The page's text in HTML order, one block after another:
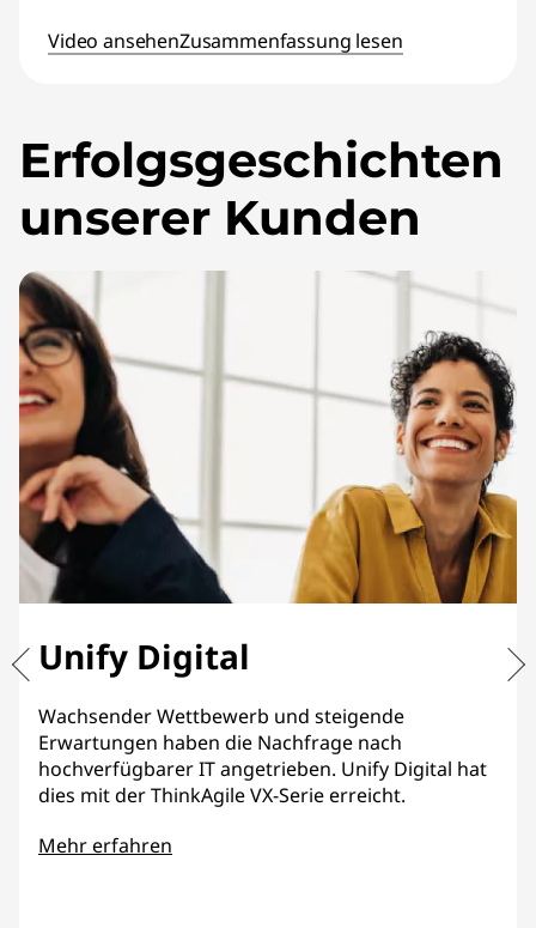
Video ansehenZusammenfassung lesen
Erfolgsgeschichten
unserer Kunden
Unify Digital
Wachsender Wettbewerb und steigende
Erwartungen haben die Nachfrage nach
hochverfügbarer IT angetrieben. Unify Digital hat
dies mit der ThinkAgile VX-Serie erreicht.
Mehr erfahren